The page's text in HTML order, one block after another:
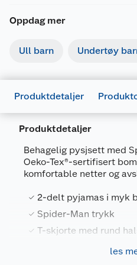
Oppdag mer
Ull barn Undertøy
Produktdetaljer
Produktdetaljer
Behagelig pysjsett med
Oeko-Tex®-sertifisert
komfortable netter og
2-delt pyjamas i myk
Spider-Man trykk
T-skjorte med rund
Shorts med elastisk
les
Artikkelnummer
Leverandørens
Størrelse
Farge